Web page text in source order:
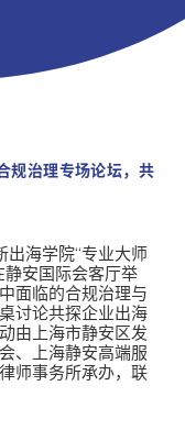
规治理专场论坛，共
出海学院“专业大师
安国际会客厅举
面临的合规治理与
讨论共探企业出海
由上海市静安区发
、上海静安高端服
师事务所承办，联